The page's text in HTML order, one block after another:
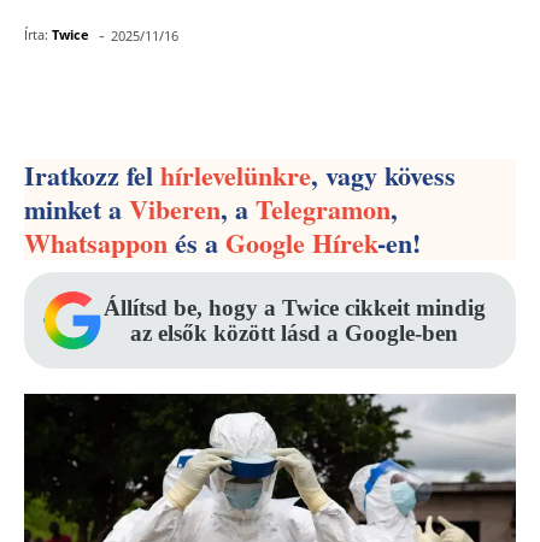
Írta: Twice - 2025/11/16
Iratkozz felhírlevelünkre, vagy kövess
minket aViberen, aTelegramon,
Whatsapponés aGoogle Hírek-en!
Állítsd be, hogy a Twice cikkeit mindig
az elsők között lásd a Google-ben